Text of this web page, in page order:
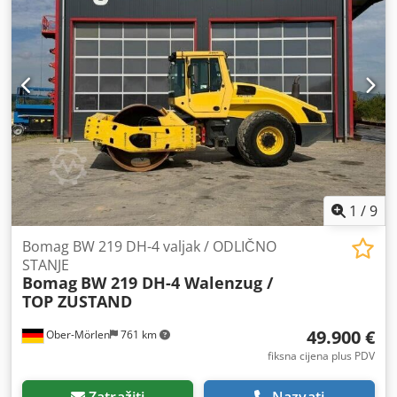
1 /9
Ober-Mörlen 761 km
Bomag BW 219 DH-4 valjak / ODLIČNO
STANJE
Bomag BW 219 DH-4 Walenzug /
TOP ZUSTAND
49.900 €
fiksna cijena plus PDV